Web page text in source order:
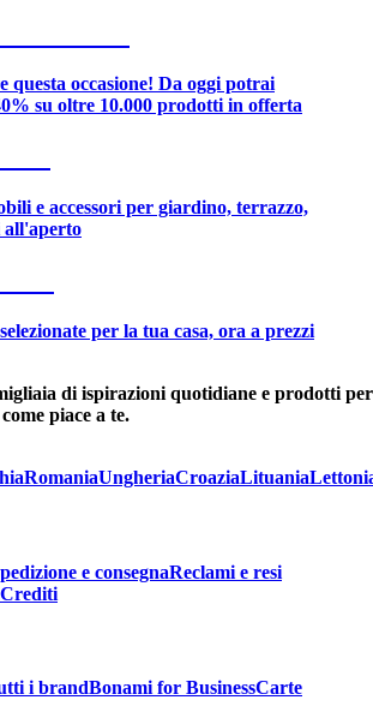
questa occasione! Da oggi potrai
su oltre 10.000 prodotti in offerta
e accessori per giardino, terrazzo,
all'aperto
per la tua casa, ora a prezzi
di ispirazioni quotidiane e prodotti per
piace a te.
RomaniaUngheriaCroaziaLituania
e consegnaReclami e resi
Crediti
i brandBonami for BusinessCarte